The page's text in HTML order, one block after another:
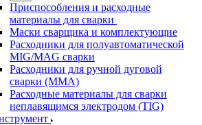
Приспособления и расходные
материалы для сварки
Маски сварщика и комплектующие
Расходники для полуавтоматической
MIG/MAG сварки
Расходники для ручной дуговой
сварки (MMA)
Расходные материалы для сварки
неплавящимся электродом (TIG)